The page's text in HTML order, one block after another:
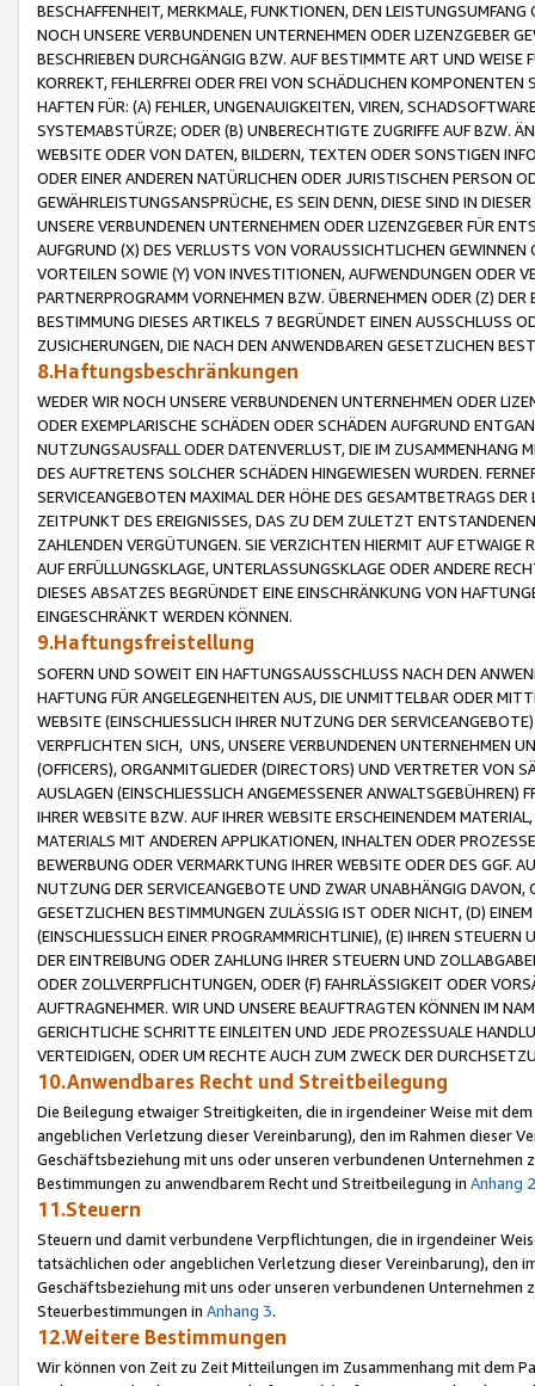
BESCHAFFENHEIT, MERKMALE, FUNKTIONEN, DEN
NOCH UNSERE VERBUNDENEN UNTERNEHMEN ODER LIZENZGEBER
BESCHRIEBEN DURCHGÄNGIG BZW. AUF BESTIMMTE ART UND
KORREKT, FEHLERFREI ODER FREI VON SCHÄDLICHEN
HAFTEN FÜR: (A) FEHLER, UNGENAUIGKEITEN, VIREN,
SYSTEMABSTÜRZE; ODER (B) UNBERECHTIGTE ZUGRIFFE AUF BZW.
WEBSITE ODER VON DATEN, BILDERN, TEXTEN ODER SONSTIGEN
ODER EINER ANDEREN NATÜRLICHEN ODER JURISTISCHEN PERSON
GEWÄHRLEISTUNGSANSPRÜCHE, ES SEIN DENN, DIESE SIND IN
UNSERE VERBUNDENEN UNTERNEHMEN ODER LIZENZGEBER FÜR
AUFGRUND (X) DES VERLUSTS VON VORAUSSICHTLICHEN
VORTEILEN SOWIE (Y) VON INVESTITIONEN, AUFWENDUNGEN ODER
PARTNERPROGRAMM VORNEHMEN BZW. ÜBERNEHMEN ODER (Z)
BESTIMMUNG DIESES ARTIKELS 7 BEGRÜNDET EINEN AUSSCHLUSS
ZUSICHERUNGEN, DIE NACH DEN ANWENDBAREN GESETZLICHEN
8.Haftungsbeschränkungen
WEDER WIR NOCH UNSERE VERBUNDENEN UNTERNEHMEN ODER
ODER EXEMPLARISCHE SCHÄDEN ODER SCHÄDEN AUFGRUND
NUTZUNGSAUSFALL ODER DATENVERLUST, DIE IM ZUSAMMENHANG
DES AUFTRETENS SOLCHER SCHÄDEN HINGEWIESEN WURDEN.
SERVICEANGEBOTEN MAXIMAL DER HÖHE DES GESAMTBETRAGS
ZEITPUNKT DES EREIGNISSES, DAS ZU DEM ZULETZT
ZAHLENDEN VERGÜTUNGEN. SIE VERZICHTEN HIERMIT AUF
AUF ERFÜLLUNGSKLAGE, UNTERLASSUNGSKLAGE ODER ANDERE
DIESES ABSATZES BEGRÜNDET EINE EINSCHRÄNKUNG VON
EINGESCHRÄNKT WERDEN KÖNNEN.
9.Haftungsfreistellung
SOFERN UND SOWEIT EIN HAFTUNGSAUSSCHLUSS NACH DEN
HAFTUNG FÜR ANGELEGENHEITEN AUS, DIE UNMITTELBAR ODER
WEBSITE (EINSCHLIESSLICH IHRER NUTZUNG DER
VERPFLICHTEN SICH, UNS, UNSERE VERBUNDENEN UNTERNEHMEN
(OFFICERS), ORGANMITGLIEDER (DIRECTORS) UND VERTRETER VON
AUSLAGEN (EINSCHLIESSLICH ANGEMESSENER
IHRER WEBSITE BZW. AUF IHRER WEBSITE ERSCHEINENDEM
MATERIALS MIT ANDEREN APPLIKATIONEN, INHALTEN ODER
BEWERBUNG ODER VERMARKTUNG IHRER WEBSITE ODER DES GGF.
NUTZUNG DER SERVICEANGEBOTE UND ZWAR UNABHÄNGIG
GESETZLICHEN BESTIMMUNGEN ZULÄSSIG IST ODER NICHT, (D)
(EINSCHLIESSLICH EINER PROGRAMMRICHTLINIE), (E) IHREN
DER EINTREIBUNG ODER ZAHLUNG IHRER STEUERN UND
ODER ZOLLVERPFLICHTUNGEN, ODER (F) FAHRLÄSSIGKEIT ODER
AUFTRAGNEHMER. WIR UND UNSERE BEAUFTRAGTEN KÖNNEN IM
GERICHTLICHE SCHRITTE EINLEITEN UND JEDE PROZESSUALE
VERTEIDIGEN, ODER UM RECHTE AUCH ZUM ZWECK DER
10.Anwendbares Recht und Streitbeilegung
Die Beilegung etwaiger Streitigkeiten, die in irgendeiner Weise mit
angeblichen Verletzung dieser Vereinbarung), den im Rahmen dieser
Geschäftsbeziehung mit uns oder unseren verbundenen
Bestimmungen zu anwendbarem Recht und Streitbeilegung in Anhang 2
11.Steuern
Steuern und damit verbundene Verpflichtungen, die in irgendeiner
tatsächlichen oder angeblichen Verletzung dieser Vereinbarung), den
Geschäftsbeziehung mit uns oder unseren verbundenen
Steuerbestimmungen in Anhang 3.
12.Weitere Bestimmungen
Wir können von Zeit zu Zeit Mitteilungen im Zusammenhang mit dem